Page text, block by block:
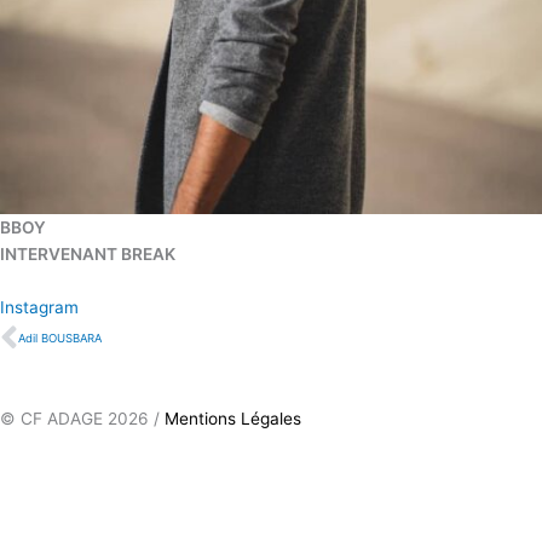
BBOY
INTERVENANT BREAK
Instagram
Précédent
Adil BOUSBARA
© CF ADAGE 2026 / Mentions Légales